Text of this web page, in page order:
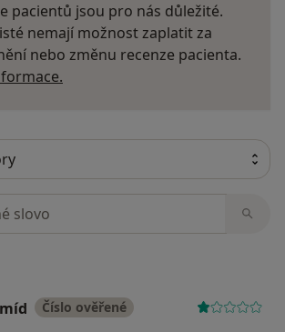
pacientů jsou pro nás důležité.
nemají možnost zaplatit za
nebo změnu recenze pacienta.
Číslo ověřené